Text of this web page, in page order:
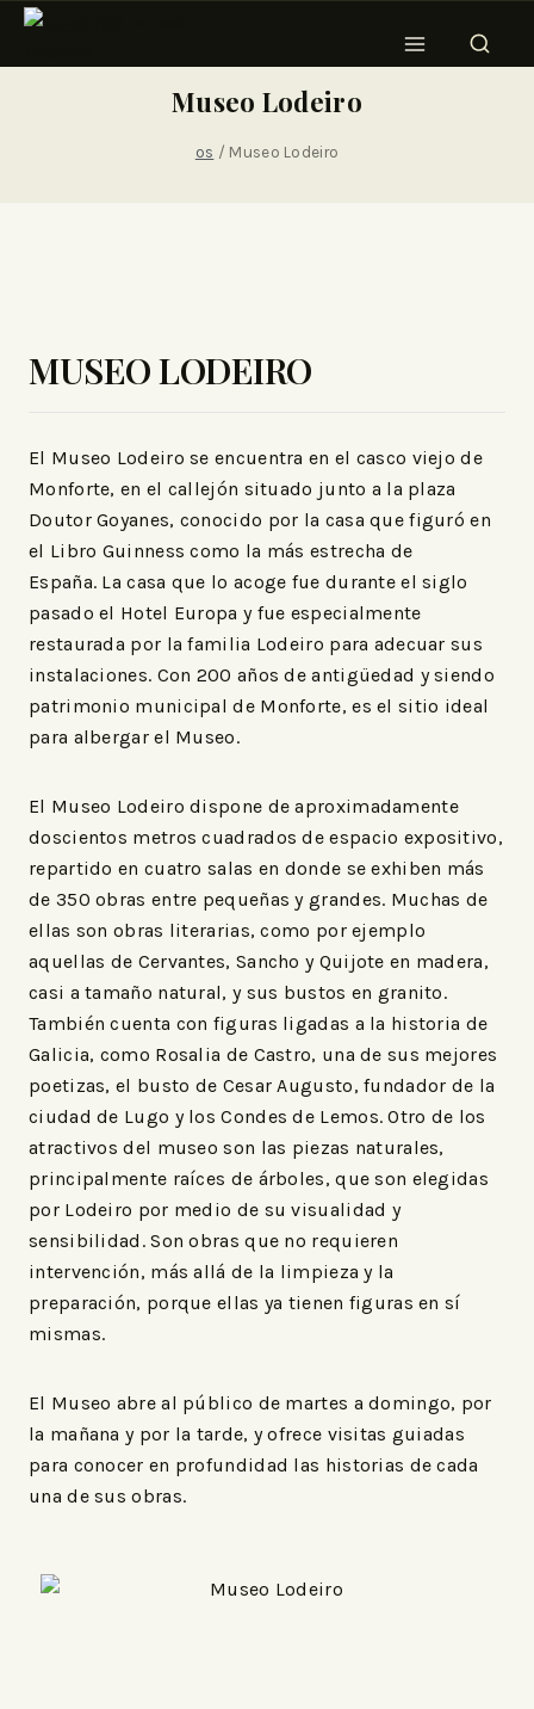
Museo Lodeiro
os / Museo Lodeiro
MUSEO LODEIRO
El Museo Lodeiro se encuentra en el casco viejo de
Monforte, en el callejón situado junto a la plaza
Doutor Goyanes, conocido por la casa que figuró en
el Libro Guinness como la más estrecha de
España. La casa que lo acoge fue durante el siglo
pasado el Hotel Europa y fue especialmente
restaurada por la familia Lodeiro para adecuar sus
instalaciones. Con 200 años de antigüedad y siendo
patrimonio municipal de Monforte, es el sitio ideal
para albergar el Museo.
El Museo Lodeiro dispone de aproximadamente
doscientos metros cuadrados de espacio expositivo,
repartido en cuatro salas en donde se exhiben más
de 350 obras entre pequeñas y grandes. Muchas de
ellas son obras literarias, como por ejemplo
aquellas de Cervantes, Sancho y Quijote en madera,
casi a tamaño natural, y sus bustos en granito.
También cuenta con figuras ligadas a la historia de
Galicia, como Rosalia de Castro, una de sus mejores
poetizas, el busto de Cesar Augusto, fundador de la
ciudad de Lugo y los Condes de Lemos. Otro de los
atractivos del museo son las piezas naturales,
principalmente raíces de árboles, que son elegidas
por Lodeiro por medio de su visualidad y
sensibilidad. Son obras que no requieren
intervención, más allá de la limpieza y la
preparación, porque ellas ya tienen figuras en sí
mismas.
El Museo abre al público de martes a domingo, por
la mañana y por la tarde, y ofrece visitas guiadas
para conocer en profundidad las historias de cada
una de sus obras.